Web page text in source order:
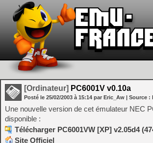
[Ordinateur] PC6001V v0.10a
Posté le 25/02/2003 à 15:14 par Eric_Aw | Source :
Une nouvelle version de cet émulateur NEC
disponible :
Télécharger PC6001VW [XP] v2.05d4
Site Officiel